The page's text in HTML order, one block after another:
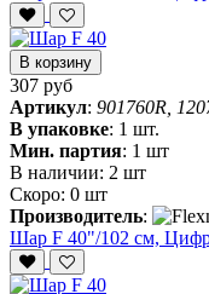
В корзину
307 руб
Артикул: 901760R,
В упаковке: 1 шт.
Мин. партия: 1 шт
В наличии: 2 шт
Скоро: 0 шт
Производитель:
Шар F 40"/102 см,